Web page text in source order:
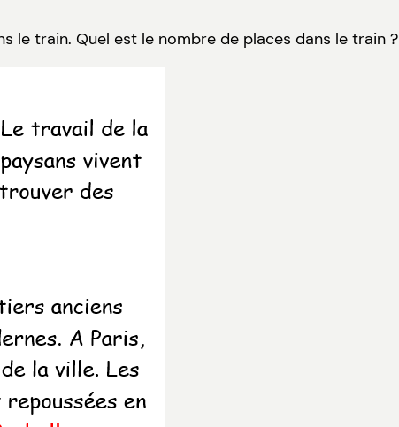
le train. Quel est le nombre de places dans le train ?